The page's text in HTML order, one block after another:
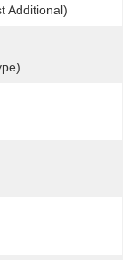
Additional)